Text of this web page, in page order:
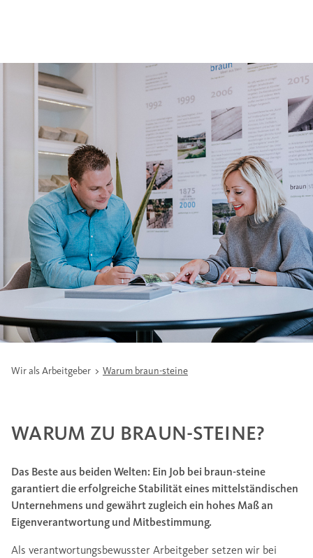
Wir als Arbeitgeber Warum braun-steine
WARUM ZU BRAUN-STEINE?
Das Beste aus beiden Welten: Ein Job bei braun-steine
garantiert die erfolgreiche Stabilität eines mittelständischen
Unternehmens und gewährt zugleich ein hohes Maß an
Eigenverantwortung und Mitbestimmung.
Als verantwortungsbewusster Arbeitgeber setzen wir bei